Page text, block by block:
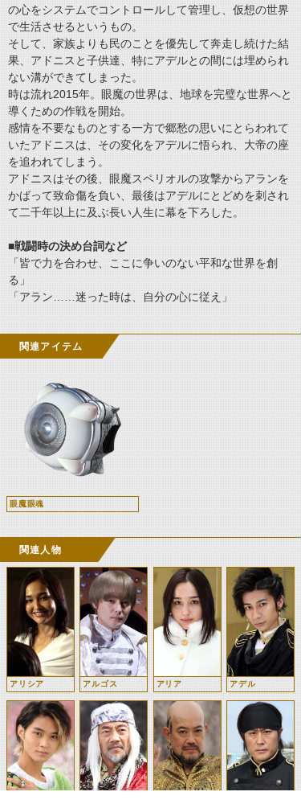
の心をシステムでコントロールして管理し、仮想の世界
で生活させるというもの。
そして、家族よりも民のことを優先して奔走し続けた結
果、アドニスと子供達、特にアデルとの間には埋められ
ない溝ができてしまった。
時は流れ2015年。眼魔の世界は、地球を完璧な世界へと
導くための作戦を開始。
感情を不要なものとする一方で郷愁の思いにとらわれて
いたアドニスは、その変化をアデルに悟られ、大帝の座
を追われてしまう。
アドニスはその後、眼魔スペリオルの攻撃からアランを
かばって致命傷を負い、最後はアデルにとどめを刺され
て二千年以上に及ぶ長い人生に幕を下ろした。
■戦闘時の決め台詞など
「皆で力を合わせ、ここに争いのない平和な世界を創
る」
「アラン……迷った時は、自分の心に従え」
関連アイテム
眼魔眼魂
関連人物
アリシア アルゴス アリア アデル